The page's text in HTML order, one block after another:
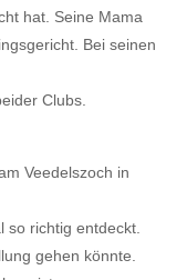
hat. Seine Mama
Bei seinen
Clubs.
Veedelszoch in
richtig entdeckt.
gehen könnte.